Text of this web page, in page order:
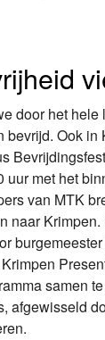
door het hele
bevrijd. Ook in
uur met het
van MTK
naar Krimpen.
samen
afgewisseld